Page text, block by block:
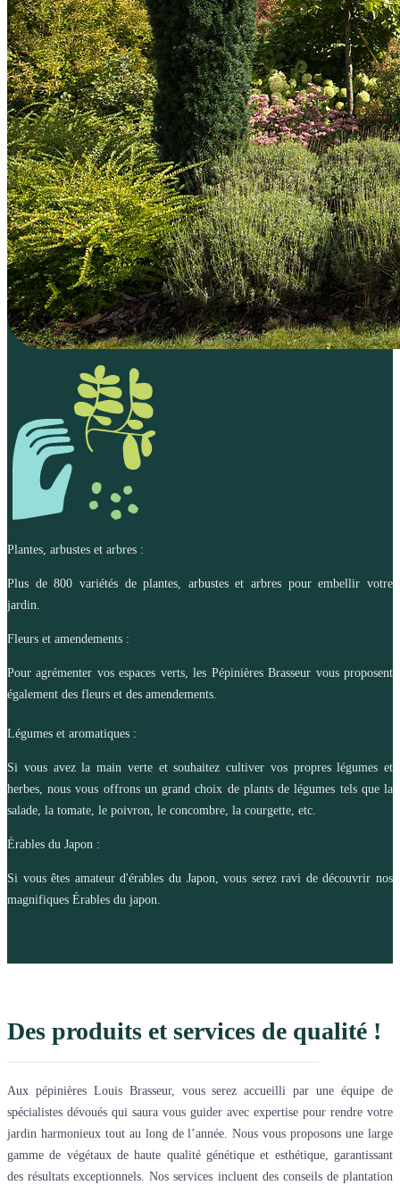
Plantes, arbustes et arbres :
Plus de 800 variétés de plantes, arbustes et arbres pour embellir votre
jardin.
Fleurs et amendements :
Pour agrémenter vos espaces verts, les Pépinières Brasseur vous proposent
également des fleurs et des amendements.
Légumes et aromatiques :
Si vous avez la main verte et souhaitez cultiver vos propres légumes et
herbes, nous vous offrons un grand choix de plants de légumes tels que la
salade, la tomate, le poivron, le concombre, la courgette, etc.
Érables du Japon :
Si vous êtes amateur d'érables du Japon, vous serez ravi de découvrir nos
magnifiques Érables du japon.
Des produits et services de qualité !
Aux pépinières Louis Brasseur, vous serez accueilli par une équipe de
spécialistes dévoués qui saura vous guider avec expertise pour rendre votre
jardin harmonieux tout au long de l’année. Nous vous proposons une large
gamme de végétaux de haute qualité génétique et esthétique, garantissant
des résultats exceptionnels. Nos services incluent des conseils de plantation